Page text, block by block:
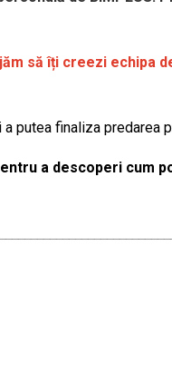
să îți creezi echipa
putea finaliza predarea
a descoperi cum